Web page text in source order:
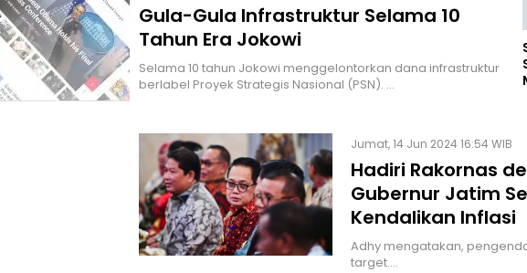
Gula-Gula Infrastruktur Selama 10
Tahun Era Jokowi
Selama 10 tahun Jokowi menggelontorkan dana infrastruktur
berlabel Proyek Strategis Nasional (PSN). …
Jumat, 14 Jun 2024 16:54 WIB
Hadiri Rakornas
Gubernur Jatim
Kendalikan Inflasi
Adhy mengatakan,
target.…